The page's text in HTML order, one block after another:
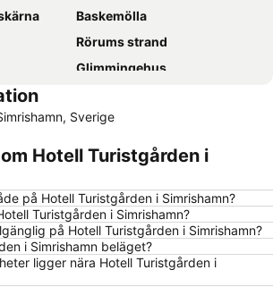
Baskemölla
Rörums strand
Glimmingehus
Österlens Museum
Hammershus
Sverige
Hotell Turistgården i
på Hotell Turistgården i Simrishamn?
Turistgården i Simrishamn?
på Hotell Turistgården i Simrishamn?
i Simrishamn beläget?
ligger nära Hotell Turistgården i